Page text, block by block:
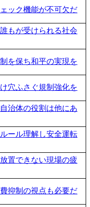
ック機能が不可欠だ
もが受けられる社会
を保ち和平の実現を
穴ふさぐ規制強化を
治体の役割は他にあ
ール理解し安全運転
置できない現場の疲
抑制の視点も必要だ